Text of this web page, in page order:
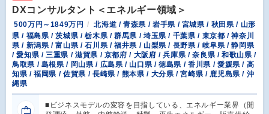
DXコンサルタント＜エネルギー領域＞
500万円～1849万円
北海道 / 青森県 / 岩手県 / 宮城県 / 秋田県 / 山形
県 / 福島県 / 茨城県 / 栃木県 / 群馬県 / 埼玉県 / 千葉県 / 東京都 / 神奈川
県 / 新潟県 / 富山県 / 石川県 / 福井県 / 山梨県 / 長野県 / 岐阜県 / 静岡県
/ 愛知県 / 三重県 / 滋賀県 / 京都府 / 大阪府 / 兵庫県 / 奈良県 / 和歌山県 /
鳥取県 / 島根県 / 岡山県 / 広島県 / 山口県 / 徳島県 / 香川県 / 愛媛県 / 高
知県 / 福岡県 / 佐賀県 / 長崎県 / 熊本県 / 大分県 / 宮崎県 / 鹿児島県 / 沖
縄県
■ビジネスモデルの変容を目指している、エネルギー業界（開